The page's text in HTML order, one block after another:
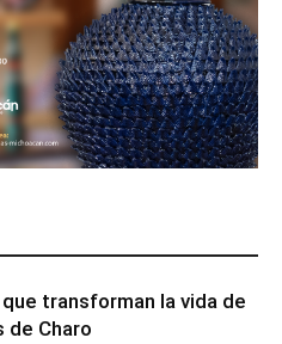
transforman la vida de
de Charo